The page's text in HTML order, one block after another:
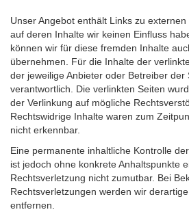
Unser Angebot enthält Links zu
auf deren Inhalte wir keinen Einfluss
können wir für diese fremden Inhalte
übernehmen. Für die Inhalte der
der jeweilige Anbieter oder Betreiber der
verantwortlich. Die verlinkten Seiten
der Verlinkung auf mögliche
Rechtswidrige Inhalte waren zum
nicht erkennbar.
Eine permanente inhaltliche Kontrolle
ist jedoch ohne konkrete Anhaltspunkte
Rechtsverletzung nicht zumutbar. Bei
Rechtsverletzungen werden wir
entfernen.